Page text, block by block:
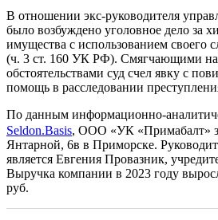
В отношении экс-руководителя
было возбуждено уголовное дело за
имущества с использованием своего
(ч. 3 ст. 160 УК РФ). Смягчающими
обстоятельствами суд счел явку с
помощь в расследовании
По данным информационно-
Seldon.Basis, ООО «УК «Примабалт»
Янтарной, 6в в Приморске.
является Евгения Провазник,
Выручка компании в 2023 году
руб.